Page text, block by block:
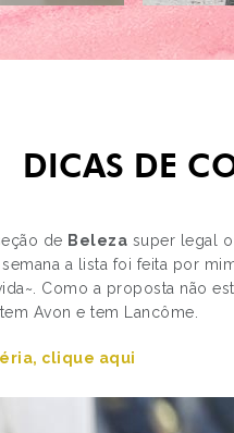
DICAS DE
de Beleza super legal
semana a lista foi feita por
Como a proposta não
Avon e tem Lancôme.
clique aqui